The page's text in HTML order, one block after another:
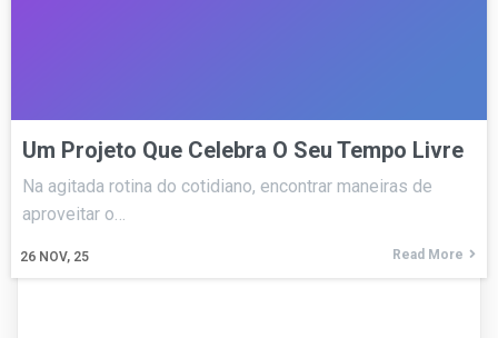
Um Projeto Que Celebra O Seu Tempo Livre
26 NOV, 25
Na agitada rotina do cotidiano, encontrar maneiras de
aproveitar o…
Read More